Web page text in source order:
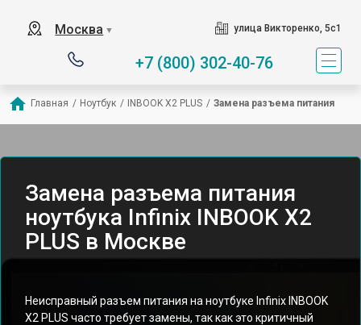
Москва ▼ улица Викторенко, 5с1
+7 (800) 302-40-76
Главная / Ноутбук / INBOOK X2 PLUS / Замена разъема питания
Замена разъема питания
ноутбука Infinix INBOOK X2
PLUS в Москве
Неисправный разъем питания на ноутбуке Infinix INBOOK
X2 PLUS часто требует замены, так как это критичный